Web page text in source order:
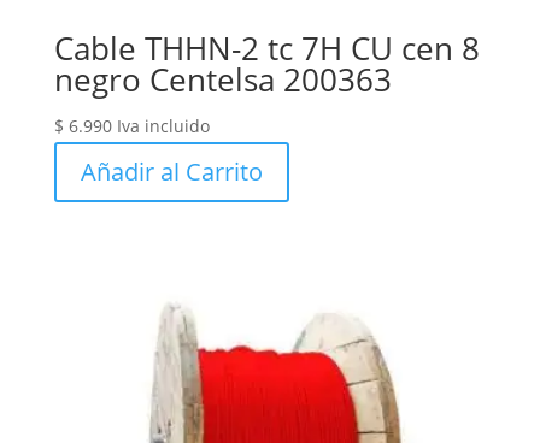
Cable THHN-2 tc 7H CU cen 8
negro Centelsa 200363
$ 6.990 Iva incluido
Añadir al Carrito